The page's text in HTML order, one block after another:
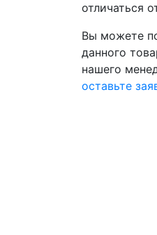
отличаться
Вы можете
данного
нашего
оставьте